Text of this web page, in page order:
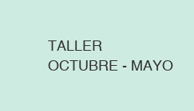
TALLER
OCTUBRE - MAYO